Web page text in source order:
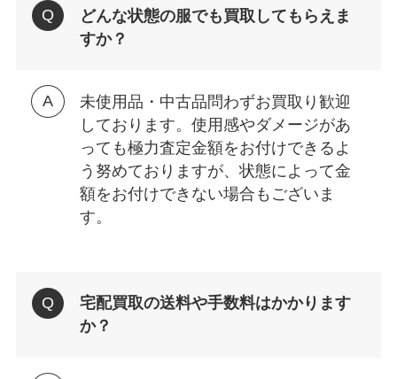
どんな状態の服でも買取してもらえま
すか？
未使用品・中古品問わずお買取り歓迎
しております。使用感やダメージがあ
っても極力査定金額をお付けできるよ
う努めておりますが、状態によって金
額をお付けできない場合もございま
す。
宅配買取の送料や手数料はかかります
か？